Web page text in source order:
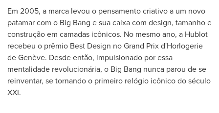
Em 2005, a marca levou o pensamento criativo a um novo
patamar com o Big Bang e sua caixa com design, tamanho e
construção em camadas icônicos. No mesmo ano, a Hublot
recebeu o prêmio Best Design no Grand Prix d'Horlogerie
de Genève. Desde então, impulsionado por essa
mentalidade revolucionária, o Big Bang nunca parou de se
reinventar, se tornando o primeiro relógio icônico do século
XXI.